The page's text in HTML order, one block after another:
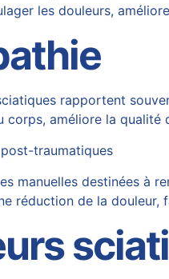
les douleurs,
rapportent
améliore la
traumatiques
manuelles destinées
réduction de la